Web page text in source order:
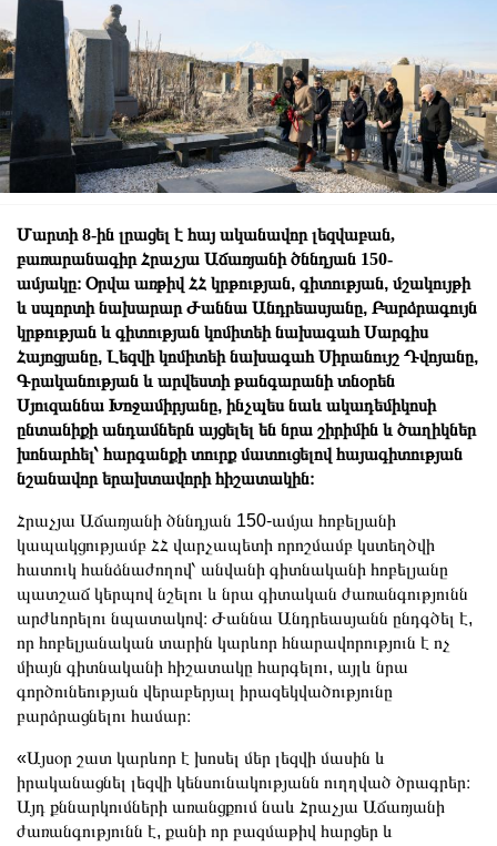
Մարտի 8-ին լրացել է հայ ականավոր լեզվաբան,
բառարանագիր Հրաչյա Աճառյանի ծննդյան 150-
ամյակը։ Օրվա առթիվ ՀՀ կրթության, գիտության, մշակույթի
և սպորտի նախարար Ժաննա Անդրեասյանը, Բարձրագույն
կրթության և գիտության կոմիտեի նախագահ Սարգիս
Հայոցյանը, Լեզվի կոմիտեի նախագահ Սիրանույշ Դվոյանը,
Գրականության և արվեստի թանգարանի տնօրեն
Սյուզաննա Խոջամիրյանը, ինչպես նաև ակադեմիկոսի
ընտանիքի անդամներն այցելել են նրա շիրիմին և ծաղիկներ
խոնարհել՝ հարգանքի տուրք մատուցելով հայագիտության
նշանավոր երախտավորի հիշատակին։
Հրաչյա Աճառյանի ծննդյան 150-ամյա հոբելյանի
կապակցությամբ ՀՀ վարչապետի որոշմամբ կստեղծվի
հատուկ հանձնաժողով՝ անվանի գիտնականի հոբելյանը
պատշաճ կերպով նշելու և նրա գիտական ժառանգությունն
արժևորելու նպատակով։ Ժաննա Անդրեասյանն ընդգծել է,
որ հոբելյանական տարին կարևոր հնարավորություն է ոչ
միայն գիտնականի հիշատակը հարգելու, այլև նրա
գործունեության վերաբերյալ իրազեկվածությունը
բարձրացնելու համար։
«Այսօր շատ կարևոր է խոսել մեր լեզվի մասին և
իրականացնել լեզվի կենսունակությանն ուղղված ծրագրեր։
Այդ քննարկումների առանցքում նաև Հրաչյա Աճառյանի
ժառանգությունն է, քանի որ բազմաթիվ հարցեր և